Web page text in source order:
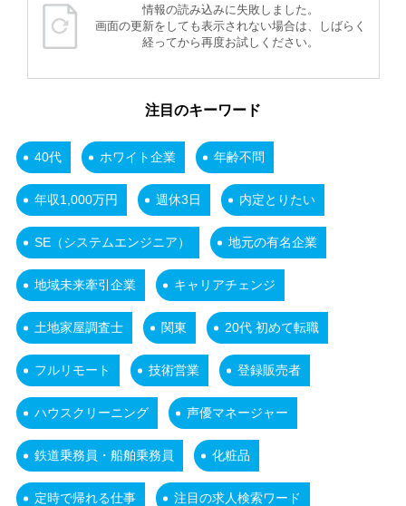
情報の読み込みに失敗しました。
画面の更新をしても表示されない場合は、しばらく
経ってから再度お試しください。
注目のキーワード
40代 ホワイト企業 年齢不問
年収1,000万円 週休3日 内定とりたい
SE（システムエンジニア） 地元の有名企業
地域未来牽引企業 キャリアチェンジ
土地家屋調査士 関東 20代 初めて転職
フルリモート 技術営業 登録販売者
ハウスクリーニング 声優マネージャー
鉄道乗務員・船舶乗務員 化粧品
定時で帰れる仕事 注目の求人検索ワード